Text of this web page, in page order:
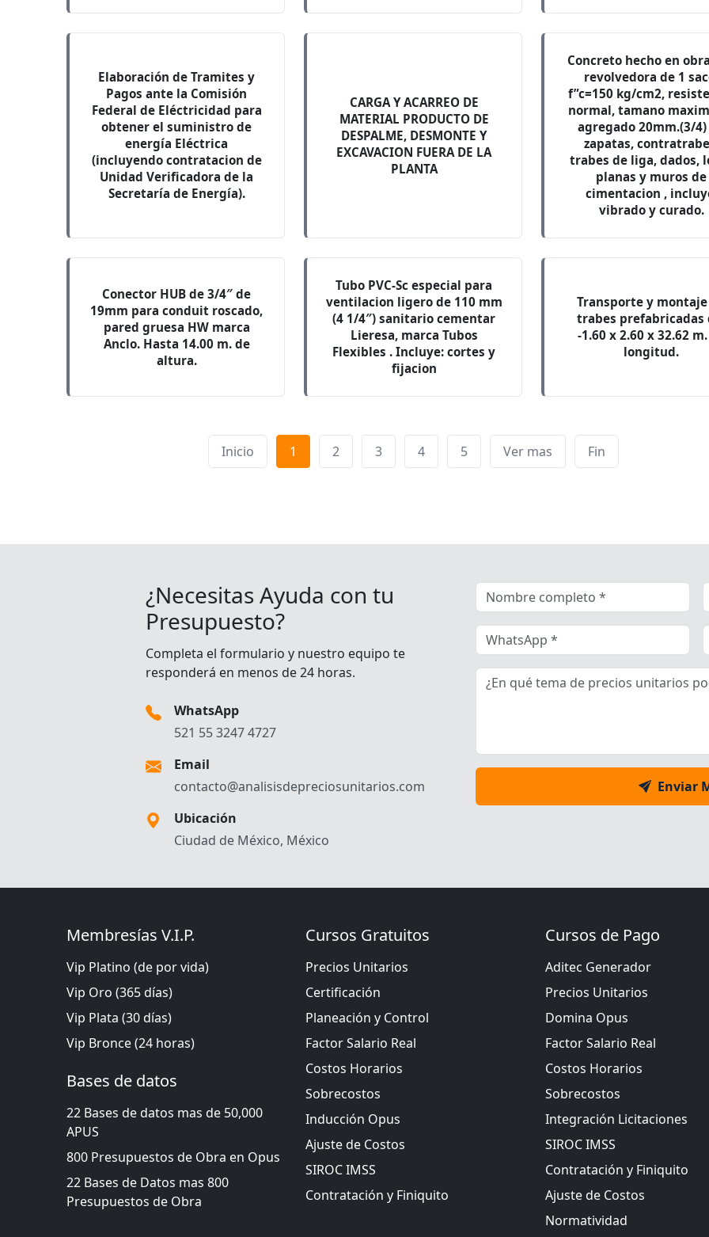
Elaboración de Tramites y
Pagos ante la Comisión
Federal de Eléctricidad para
obtener el suministro de
energía Eléctrica
(incluyendo contratacion de
Unidad Verificadora de la
Secretaría de Energía).
CARGA Y ACARREO DE
MATERIAL PRODUCTO DE
DESPALME, DESMONTE Y
EXCAVACION FUERA DE LA
PLANTA
Concreto hecho en
revolvedora de 1
f”c=150 kg/cm2,
normal, tamano
agregado 20mm.(3/4)
zapatas,
trabes de liga, dados,
planas y muros de
cimentacion ,
vibrado y curado.
Conector HUB de 3/4″ de
19mm para conduit roscado,
pared gruesa HW marca
Anclo. Hasta 14.00 m. de
altura.
Tubo PVC-Sc especial para
ventilacion ligero de 110 mm
(4 1/4″) sanitario cementar
Lieresa, marca Tubos
Flexibles . Incluye: cortes y
fijacion
Transporte y
trabes prefabricadas
-1.60 x 2.60 x 32.62
longitud.
Inicio 1 2 3 4 5 Ver mas Fin
¿Necesitas Ayuda con tu
Presupuesto?
Completa el formulario y nuestro equipo te
responderá en menos de 24 horas.
WhatsApp
521 55 3247 4727
Email
contacto@analisisdepreciosunitarios.com
Ubicación
Ciudad de México, México
Enviar
Membresías V.I.P.
Vip Platino (de por vida)
Vip Oro (365 días)
Vip Plata (30 días)
Vip Bronce (24 horas)
Bases de datos
22 Bases de datos mas de 50,000
APUS
800 Presupuestos de Obra en Opus
22 Bases de Datos mas 800
Presupuestos de Obra
Cursos Gratuitos
Precios Unitarios
Certificación
Planeación y Control
Factor Salario Real
Costos Horarios
Sobrecostos
Inducción Opus
Ajuste de Costos
SIROC IMSS
Contratación y Finiquito
Cursos de Pago
Aditec Generador
Precios Unitarios
Domina Opus
Factor Salario Real
Costos Horarios
Sobrecostos
Integración Licitaciones
SIROC IMSS
Contratación y Finiquito
Ajuste de Costos
Normatividad